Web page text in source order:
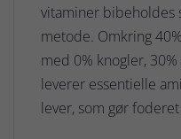
vitaminer bibeholdes
metode. Omkring
med 0% knogler,
leverer essentielle
lever, som gør